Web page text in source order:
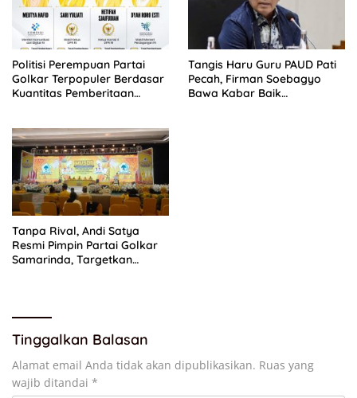
Politisi Perempuan Partai
Golkar Terpopuler Berdasar
Kuantitas Pemberitaan
Tangis Haru Guru PAUD Pati
Pecah, Firman Soebagyo
Bawa Kabar Baik
Tanpa Rival, Andi Satya
Resmi Pimpin Partai Golkar
Samarinda, Targetkan
Tinggalkan Balasan
Alamat email Anda tidak akan dipublikasikan. Ruas yang
wajib ditandai *